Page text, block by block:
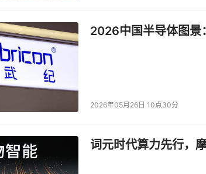
互技术的革新到智能终端设备的生态构建，全
为未来家居生活的重要趋势，可看作是新一代信
亿美元。CITE 2025智慧家庭展区将重点展示
庭领域的领军企业，开启智慧家庭AI应用新纪
技术的最新进展，展示从通用大模型，到垂直大
识别系统等应用，展现人工智能技术的广泛应用
2026中国半导体图景
2026年05月26日 10点30分
词元时代算力先行，